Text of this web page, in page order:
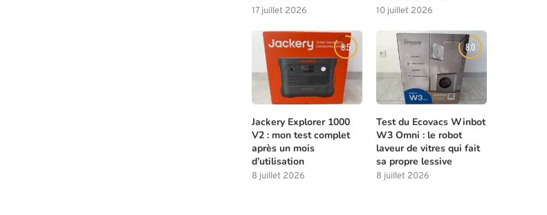
17 juillet 2026 10 juillet 2026
8.5
Jackery Explorer 1000
V2 : mon test complet
après un mois
d’utilisation
8 juillet 2026
8.0
Test du Ecovacs Winbot
W3 Omni : le robot
laveur de vitres qui fait
sa propre lessive
8 juillet 2026